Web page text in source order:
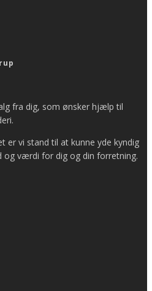
fra dig, som ønsker hjælp til
er vi stand til at kunne yde kyndig
og værdi for dig og din forretning.